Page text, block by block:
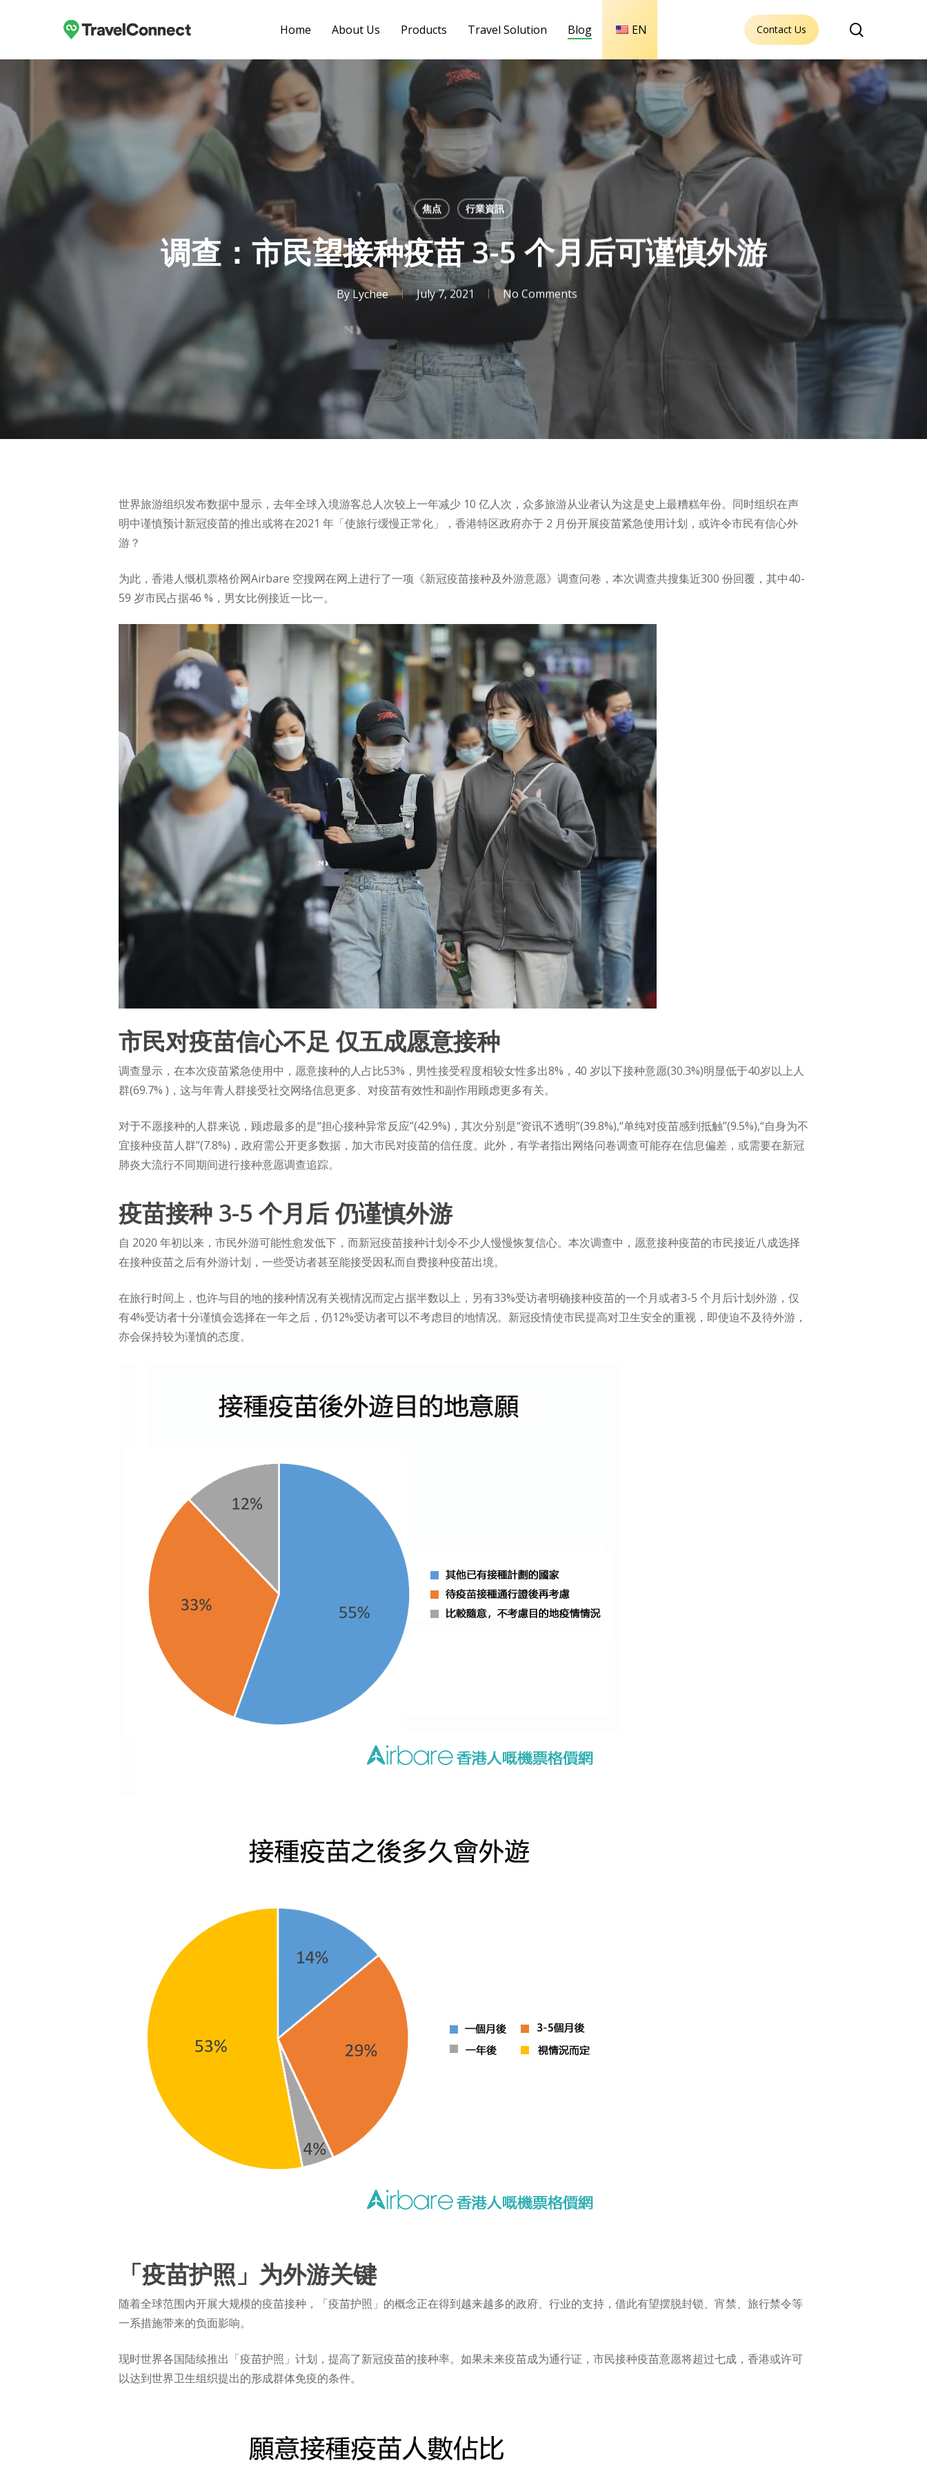
Hit enter to search or ESC to close
Home About Us Products Travel Solution Blog EN Contact Us
焦点 行業資訊
调查：市民望接种疫苗 3-5 个月后可谨慎外游
ByLychee July 7, 2021 No Comments
世界旅游组织发布数据中显示，去年全球入境游客总人次较上一年减少 10 亿人次，众多旅游从业者认为这是史上最糟糕年份。同时组织在声
明中谨慎预计新冠疫苗的推出或将在2021 年「使旅行缓慢正常化」，香港特区政府亦于 2 月份开展疫苗紧急使用计划，或许令市民有信心外
游？
为此，香港人慨机票格价网Airbare 空搜网在网上进行了一项《新冠疫苗接种及外游意愿》调查问卷，本次调查共搜集近300 份回覆，其中40-
59 岁市民占据46 %，男女比例接近一比一。
市民对疫苗信心不足 仅五成愿意接种
调查显示，在本次疫苗紧急使用中，愿意接种的人占比53%，男性接受程度相较女性多出8%，40 岁以下接种意愿(30.3%)明显低于40岁以上人
群(69.7% )，这与年青人群接受社交网络信息更多、对疫苗有效性和副作用顾虑更多有关。
对于不愿接种的人群来说，顾虑最多的是“担心接种异常反应”(42.9%)，其次分别是“资讯不透明”(39.8%),“单纯对疫苗感到抵触”(9.5%),“自身为不
宜接种疫苗人群”(7.8%)，政府需公开更多数据，加大市民对疫苗的信任度。此外，有学者指出网络问卷调查可能存在信息偏差，或需要在新冠
肺炎大流行不同期间进行接种意愿调查追踪。
疫苗接种 3-5 个月后 仍谨慎外游
自 2020 年初以来，市民外游可能性愈发低下，而新冠疫苗接种计划令不少人慢慢恢复信心。本次调查中，愿意接种疫苗的市民接近八成选择
在接种疫苗之后有外游计划，一些受访者甚至能接受因私而自费接种疫苗出境。
在旅行时间上，也许与目的地的接种情况有关视情况而定占据半数以上，另有33%受访者明确接种疫苗的一个月或者3-5 个月后计划外游，仅
有4%受访者十分谨慎会选择在一年之后，仍12%受访者可以不考虑目的地情况。新冠疫情使市民提高对卫生安全的重视，即使迫不及待外游，
亦会保持较为谨慎的态度。
「疫苗护照」为外游关键
随着全球范围内开展大规模的疫苗接种，「疫苗护照」的概念正在得到越来越多的政府、行业的支持，借此有望摆脱封锁、宵禁、旅行禁令等
一系措施带来的负面影响。
现时世界各国陆续推出「疫苗护照」计划，提高了新冠疫苗的接种率。如果未来疫苗成为通行证，市民接种疫苗意愿将超过七成，香港或许可
以达到世界卫生组织提出的形成群体免疫的条件。